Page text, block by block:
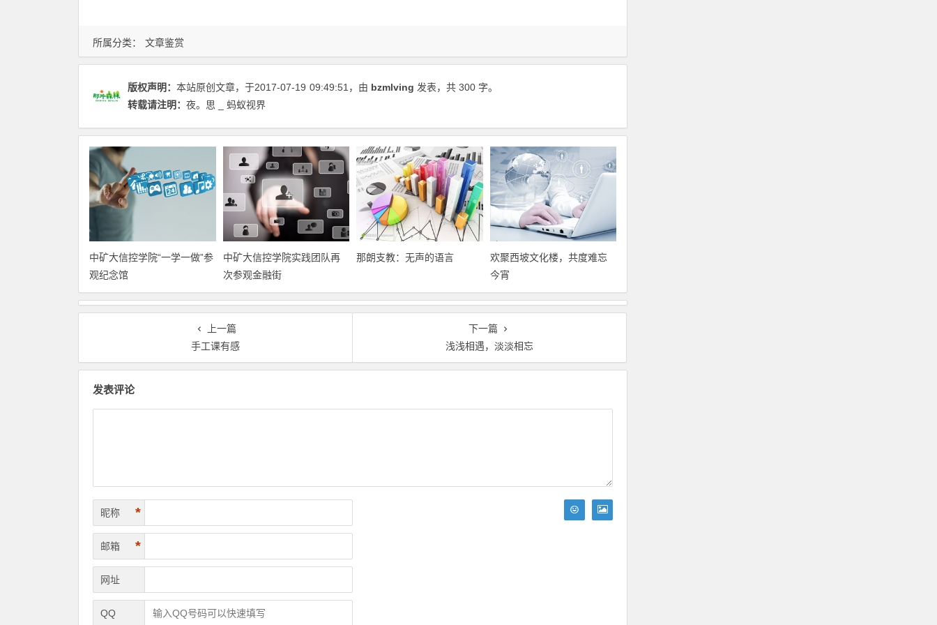
所属分类： 文章鉴赏
版权声明： 本站原创文章，于2017-07-19 09:49:51 ，由 bzmlving 发表，共 300 字。
转载请注明： 夜。思 _ 蚂蚁视界
中矿大信控学院“一学一做”参
观纪念馆
中矿大信控学院实践团队再
次参观金融街
那朗支教：无声的语言
欢聚西坡文化楼，共度难忘
今宵
上一篇
手工课有感
下一篇
浅浅相遇，淡淡相忘
发表评论
昵称 *
邮箱 *
网址
QQ